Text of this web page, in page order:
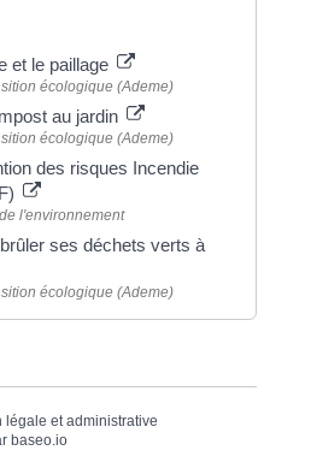
et le paillage
écologique (Ademe)
au jardin
écologique (Ademe)
des risques Incendie
l'environnement
ses déchets verts à
écologique (Ademe)
légale et administrative
baseo.io